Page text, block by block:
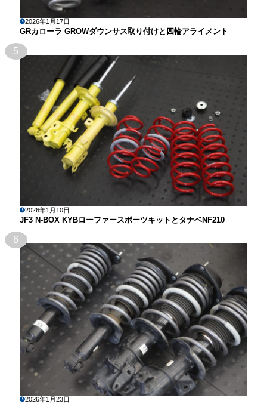
2026年1月17日
GRカローラ GROWダウンサス取り付けと四輪アライメント
5
2026年1月10日
JF3 N-BOX KYBローファースポーツキットとタナベNF210
6
2026年1月23日